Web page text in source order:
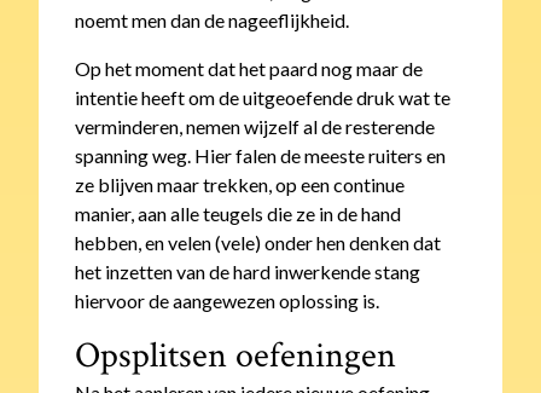
noemt men dan de nageeflijkheid.
Op het moment dat het paard nog maar de
intentie heeft om de uitgeoefende druk wat te
verminderen, nemen wijzelf al de resterende
spanning weg. Hier falen de meeste ruiters en
ze blijven maar trekken, op een continue
manier, aan alle teugels die ze in de hand
hebben, en velen (vele) onder hen denken dat
het inzetten van de hard inwerkende stang
hiervoor de aangewezen oplossing is.
Opsplitsen oefeningen